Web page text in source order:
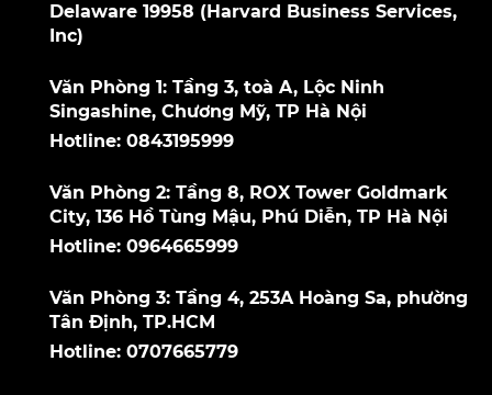
Delaware 19958 (Harvard Business Services,
Inc)
Văn Phòng 1: Tầng 3, toà A, Lộc Ninh
Singashine, Chương Mỹ, TP Hà Nội
Hotline: 0843195999
Văn Phòng 2: Tầng 8, ROX Tower Goldmark
City, 136 Hồ Tùng Mậu, Phú Diễn, TP Hà Nội
Hotline: 0964665999
Văn Phòng 3: Tầng 4, 253A Hoàng Sa, phường
Tân Định, TP.HCM
Hotline: 0707665779